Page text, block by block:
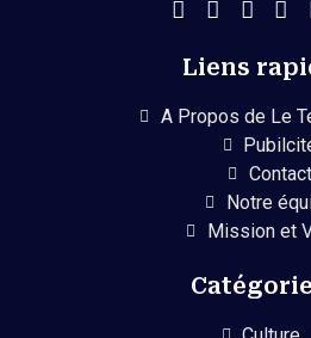
Liens
A Propos de Le
Contact
Notre
Mission et